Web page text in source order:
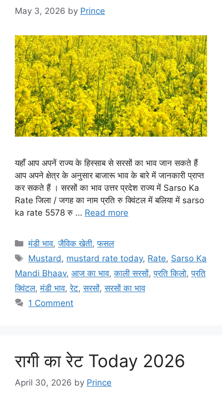
May 3, 2026 by Prince
यहाँ आप अपनें राज्य के हिस्साब से सरसों का भाव जान सकते हैं
आप अपने क्षेत्र के अनुसार बाजारू भाव के बारे में जानकारी प्राप्त
कर सकते हैं । सरसों का भाव उत्तर प्रदेश राज्य में Sarso Ka
Rate जिला / जगह का नाम प्रति रु क्विंटल में बलिया में sarso
ka rate 5578 रु … Read more
Categories
मंडी भाव,जैविक खेती,फसल
Tags
Mustard , mustard rate today, Rate, Sarso Ka
Mandi Bhaav, आज का भाव,काली सरसों,प्रति किलो,प्रति
क्विंटल,मंडी भाव,रेट,सरसों,सरसों का भाव
1 Comment
रागी का रेट Today 2026
April 30, 2026 by Prince